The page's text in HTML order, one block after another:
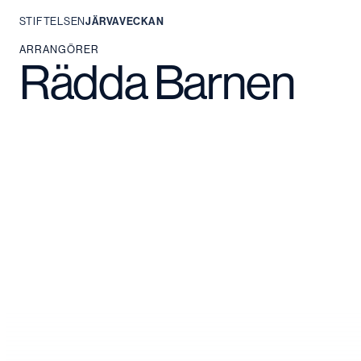
Hoppa
innehåll
STIFTELSENJÄRVAVECKAN
ARRANGÖRER
Rädda Barnen